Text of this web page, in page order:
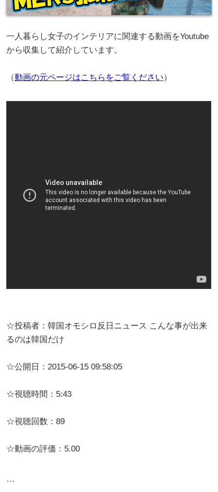
一人暮らし女子のインテリアに関連する動画をYoutube
から収集して紹介しています。
（動画の元ページはこちらをご覧ください）
☆投稿者：韓国オモシロ反日ニュース こんな事が出来
るのは韓国だけ
☆公開日：2015-06-15 09:58:05
☆視聴時間：5:43
☆視聴回数：89
☆動画の評価：5.00
…